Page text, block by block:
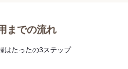
までの流れ
はたったの3ステップ